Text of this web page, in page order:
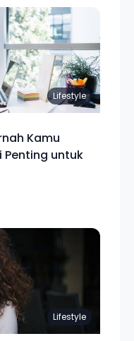
Lifestyle
Kamu
Penting untuk
Lifestyle